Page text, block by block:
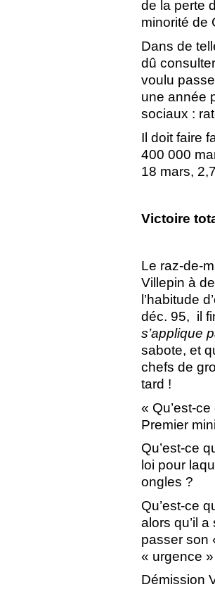
de la perte
minorité de
Dans de
dû
voulu
une année
sociaux :
Il doit faire
400 000
18 mars,
Victoire
Le raz-de-
Villepin à
l’habitude
déc. 95, il
s’applique
sabote, et
chefs de
tard !
« Qu’est-
Premier
Qu’est-ce
loi pour
ongles ?
Qu’est-ce
alors qu’il
passer son
« urgence
Démission